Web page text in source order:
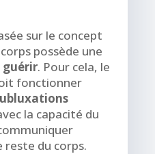
sur le concept
possède une
guérir. Pour cela, le
fonctionner
la capacité du
reste du corps.